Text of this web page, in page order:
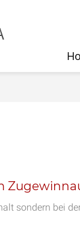
sondern bei